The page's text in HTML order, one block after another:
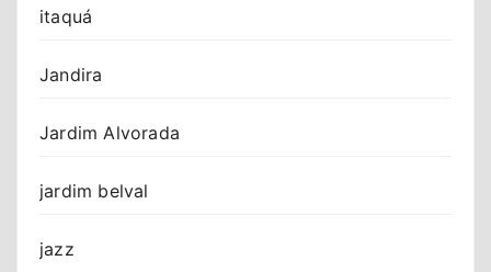
itaquá
Jandira
Jardim Alvorada
jardim belval
jazz